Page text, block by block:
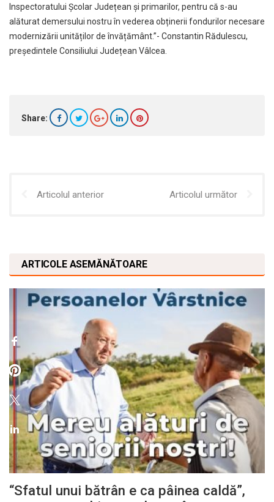
Inspectoratului Școlar Județean și primarilor, pentru că s-au
alăturat demersului nostru în vederea obținerii fondurilor necesare
modernizării unităților de învățământ.”- Constantin Rădulescu,
președintele Consiliului Județean Vâlcea.
Share:
Articolul anterior Articolul următor
ARTICOLE ASEMĂNĂTOARE
“Sfatul unui bătrân e ca pâinea caldă”,